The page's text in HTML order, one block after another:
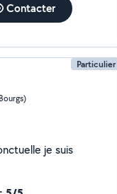
Contacter
Particulier
je suis